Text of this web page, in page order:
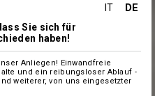
IT DE
Sie sich für
haben!
Anliegen! Einwandfreie
und ein reibungsloser Ablauf -
weiterer, von uns eingesetzter